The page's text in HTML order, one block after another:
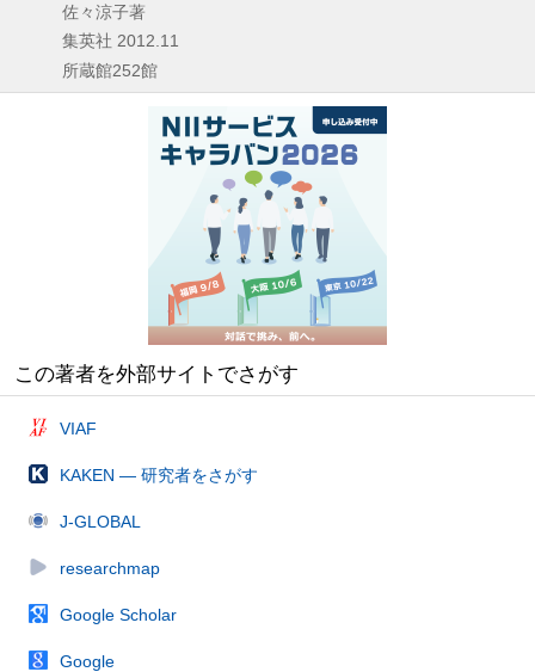
佐々涼子著
集英社 2012.11
所蔵館252館
この著者を外部サイトでさがす
VIAF
KAKEN — 研究者をさがす
J-GLOBAL
researchmap
Google Scholar
Google